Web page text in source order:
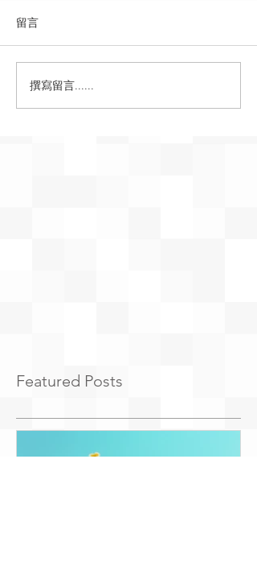
留言
撰寫留言......
Featured Posts